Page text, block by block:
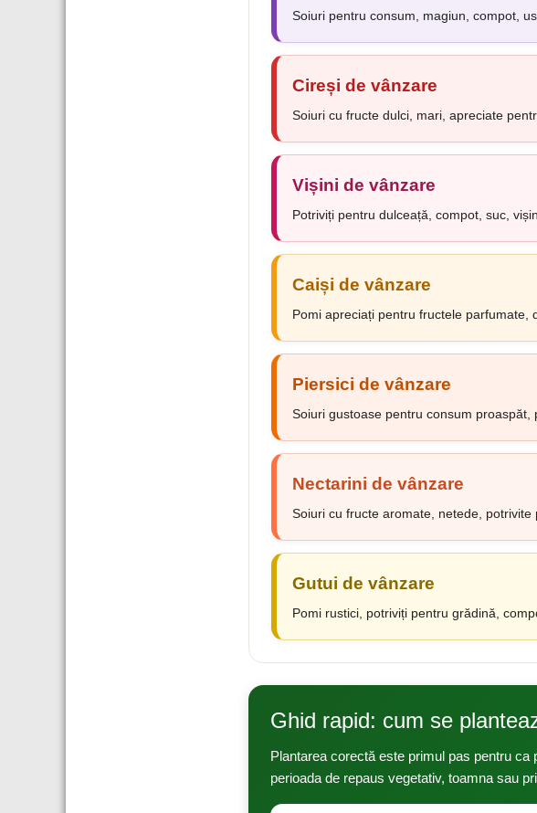
Soiuri pentru consum, magiun, compot,
Cireși de vânzare
Soiuri cu fructe dulci, mari, apreciate
Vișini de vânzare
Potriviți pentru dulceață, compot, suc,
Caiși de vânzare
Pomi apreciați pentru fructele parfumate,
Piersici de vânzare
Soiuri gustoase pentru consum proaspăt,
Nectarini de vânzare
Soiuri cu fructe aromate, netede, potrivite
Gutui de vânzare
Pomi rustici, potriviți pentru grădină,
Ghid rapid: cum se
Plantarea corectă este primul pas pentru
perioada de repaus vegetativ, toamna sau